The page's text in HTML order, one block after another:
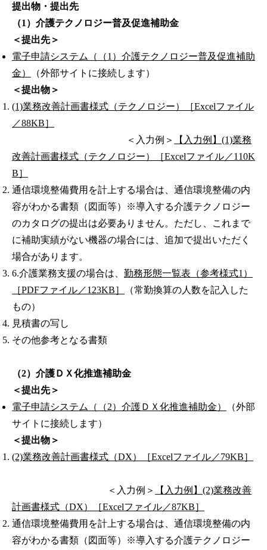
提出物・提出先
（1）介護テクノロジー普及促進補助金
＜提出先＞
電子申請システム（（1）介護テクノロジー普及促進補助
金）
（外部サイトに接続します）
＜提出物＞
(1)業務改善計画書様式（テクノロジー）［Excelファイル
／88KB］
＜入力例＞
【入力例】(1)業務
改善計画書様式（テクノロジー）［Excelファイル／110K
B］
通信環境整備費用を計上する場合は、通信環境整備の内
容がわかる書類（図面等）※導入する介護テクノロジー
のカタログの提出は必要ありません。ただし、これまで
に補助実績がない機器の場合には、追加で提出いただく
場合があります。
6.介護業務支援の場合は、 勤務形態一覧表（参考様式1）
［PDFファイル／123KB］
（常勤換算の人数を記入した
もの）
見積書の写し
その他参考となる書類
（2）介護ＤＸ化推進補助金
＜提出先＞
電子申請システム（（2）介護ＤＸ化推進補助金）
（外部
サイトに接続します）
＜提出物＞
(2)業務改善計画書様式（DX）［Excelファイル／79KB］
＜入力例＞
【入力例】(2)業務改善
計画書様式（DX）［Excelファイル／87KB］
通信環境整備費用を計上する場合は、通信環境整備の内
容がわかる書類（図面等）※導入する介護テクノロジー